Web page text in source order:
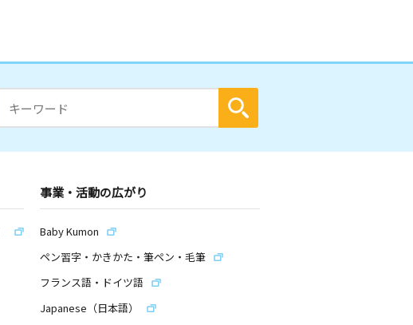
事業・活動の広がり
Baby Kumon
ペン習字・かきかた・筆ペン・毛筆
フランス語・ドイツ語
Japanese（日本語）